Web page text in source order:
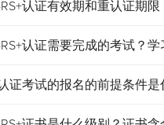
RS+认证有效期和重认证期限
RS+认证需要完成的考试？
证考试的报名的前提条件是